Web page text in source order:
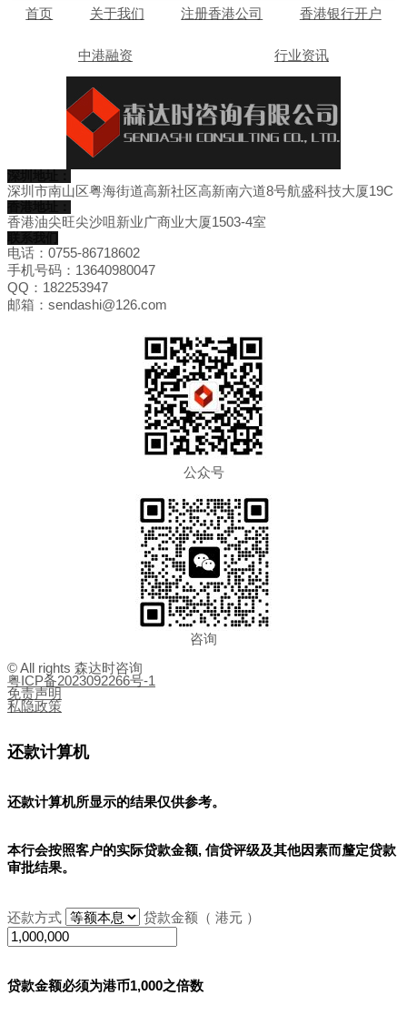
首页 关于我们 注册香港公司 香港银行开户
中港融资 行业资讯
深圳市南山区粤海街道高新社区高新南六道8号航盛科技大厦19C
香港油尖旺尖沙咀新业广商业大厦1503-4室
电话：0755-86718602
手机号码：13640980047
QQ：182253947
邮箱：sendashi@126.com
公众号
咨询
© All rights 森达时咨询
粤ICP备2023092266号-1
免责声明
私隐政策
还款计算机
还款计算机所显示的结果仅供参考。
本行会按照客户的实际贷款金额, 信贷评级及其他因素而釐定贷款
审批结果。
还款方式 贷款金额（ 港元 ）
贷款金额必须为港币1,000之倍数